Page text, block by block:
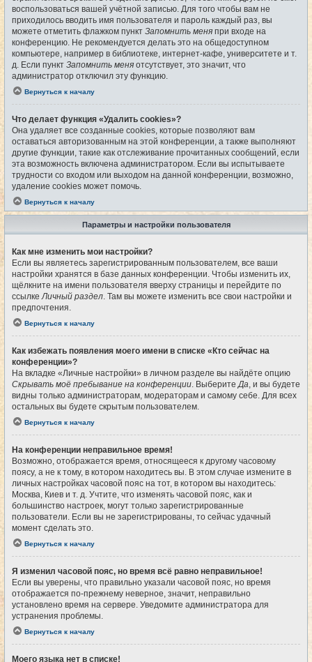
воспользоваться вашей учётной записью. Для того чтобы вам не
приходилось вводить имя пользователя и пароль каждый раз, вы
можете отметить флажком пункт Запомнить меня при входе на
конференцию. Не рекомендуется делать это на общедоступном
компьютере, например в библиотеке, интернет-кафе, университете и т.
д. Если пункт Запомнить меня отсутствует, это значит, что
администратор отключил эту функцию.
Вернуться к началу
Что делает функция «Удалить cookies»?
Она удаляет все созданные cookies, которые позволяют вам
оставаться авторизованным на этой конференции, а также выполняют
другие функции, такие как отслеживание прочитанных сообщений, если
эта возможность включена администратором. Если вы испытываете
трудности со входом или выходом на данной конференции, возможно,
удаление cookies может помочь.
Вернуться к началу
Параметры и настройки пользователя
Как мне изменить мои настройки?
Если вы являетесь зарегистрированным пользователем, все ваши
настройки хранятся в базе данных конференции. Чтобы изменить их,
щёлкните на имени пользователя вверху страницы и перейдите по
ссылкеЛичный раздел. Там вы можете изменить все свои настройки и
предпочтения.
Вернуться к началу
Как избежать появления моего имени в списке «Кто сейчас на
конференции»?
На вкладке «Личные настройки» в личном разделе вы найдёте опцию
Скрывать моё пребывание на конференции. ВыберитеДа, и вы будете
видны только администраторам, модераторам и самому себе. Для всех
остальных вы будете скрытым пользователем.
Вернуться к началу
На конференции неправильное время!
Возможно, отображается время, относящееся к другому часовому
поясу, а не к тому, в котором находитесь вы. В этом случае измените в
личных настройках часовой пояс на тот, в котором вы находитесь:
Москва, Киев и т. д. Учтите, что изменять часовой пояс, как и
большинство настроек, могут только зарегистрированные
пользователи. Если вы не зарегистрированы, то сейчас удачный
момент сделать это.
Вернуться к началу
Я изменил часовой пояс, но время всё равно неправильное!
Если вы уверены, что правильно указали часовой пояс, но время
отображается по-прежнему неверное, значит, неправильно
установлено время на сервере. Уведомите администратора для
устранения проблемы.
Вернуться к началу
Моего языка нет в списке!